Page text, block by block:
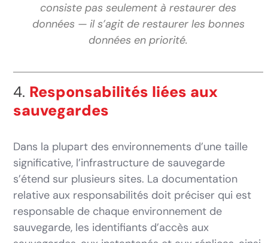
consiste pas seulement à restaurer des
données — il s’agit de restaurer les bonnes
données en priorité.
4. Responsabilités liées aux
sauvegardes
Dans la plupart des environnements d’une taille
significative, l’infrastructure de sauvegarde
s’étend sur plusieurs sites. La documentation
relative aux responsabilités doit préciser qui est
responsable de chaque environnement de
sauvegarde, les identifiants d’accès aux